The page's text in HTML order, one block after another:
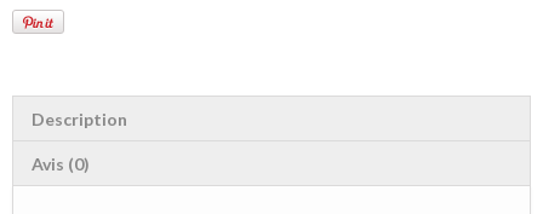
Description
Avis (0)